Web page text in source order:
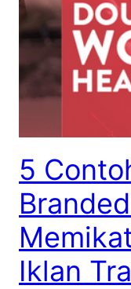
5
Iklan